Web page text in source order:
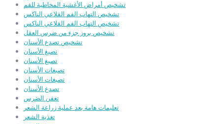
تشخيص أمراض الأغشية المخاطية للفم
تشخيص التهاب الفم القلاعي الناكس
تشخيص التهاب الفم القلاعي الناكس
تشخيص بروز جزء من ضرس العقل
تشخيص تصدع الأسنان
تصبغ الأسنان
تصبغ الأسنان
تصبغات الأسنان
تصبغات الأسنان
تصدع الأسنان
تعفن الضرس
تعليمات هامة بعد عملية زراعة الشعر
تغذية الشعر